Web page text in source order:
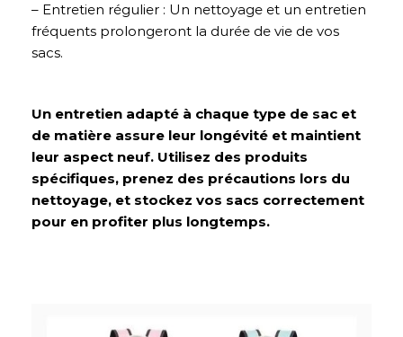
– Entretien régulier : Un nettoyage et un entretien
fréquents prolongeront la durée de vie de vos
sacs.
Un entretien adapté à chaque type de sac et
de matière assure leur longévité et maintient
leur aspect neuf. Utilisez des produits
spécifiques, prenez des précautions lors du
nettoyage, et stockez vos sacs correctement
pour en profiter plus longtemps.